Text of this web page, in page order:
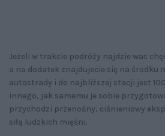
Jeżeli w trakcie podróży najdzie was
a na dodatek znajdujecie się na środku
autostrady i do najbliższej stacji jest
innego, jak samemu je sobie
przychodzi przenośny, ciśnieniowy
siłą ludzkich mięśni.